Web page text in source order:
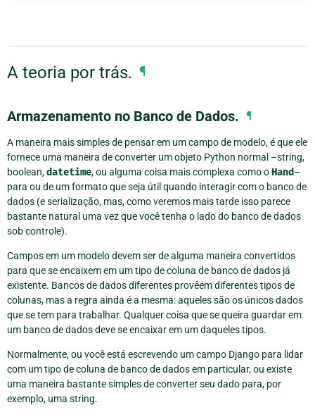
A teoria por trás. ¶
Armazenamento no Banco de Dados. ¶
A maneira mais simples de pensar em um campo de modelo, é que ele
fornece uma maneira de converter um objeto Python normal –string,
boolean,datetime, ou alguma coisa mais complexa como oHand–
para ou de um formato que seja útil quando interagir com o banco de
dados (e serialização, mas, como veremos mais tarde isso parece
bastante natural uma vez que você tenha o lado do banco de dados
sob controle).
Campos em um modelo devem ser de alguma maneira convertidos
para que se encaixem em um tipo de coluna de banco de dados já
existente. Bancos de dados diferentes provêem diferentes tipos de
colunas, mas a regra ainda é a mesma: aqueles são os únicos dados
que se tem para trabalhar. Qualquer coisa que se queira guardar em
um banco de dados deve se encaixar em um daqueles tipos.
Normalmente, ou você está escrevendo um campo Django para lidar
com um tipo de coluna de banco de dados em particular, ou existe
uma maneira bastante simples de converter seu dado para, por
exemplo, uma string.